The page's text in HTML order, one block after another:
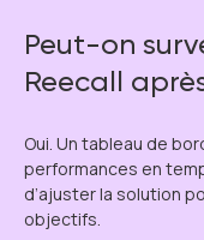
Peut-on
Reecall
Oui. Un tableau de
performances en
d’ajuster la solution
objectifs.